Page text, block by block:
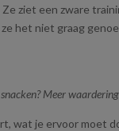
ziet een zware
het niet graag
Meer waardering
wat je ervoor moet